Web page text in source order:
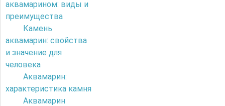
аквамарином: виды и
преимущества
Камень
аквамарин: свойства
и значение для
человека
Аквамарин:
характеристика камня
Аквамарин